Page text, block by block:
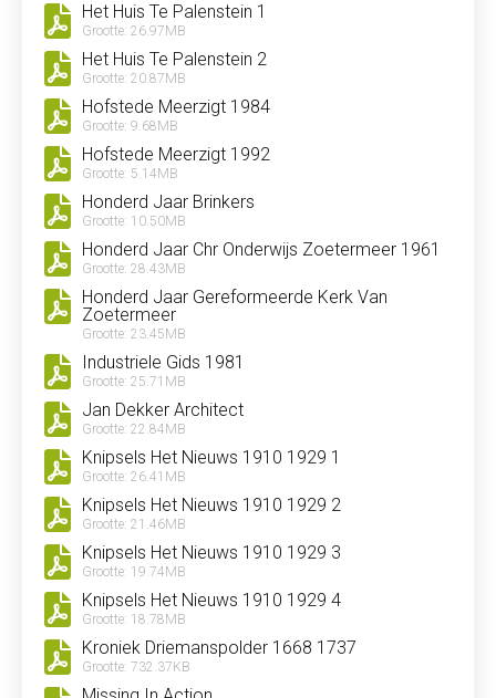
Het Huis Te Palenstein 1
Grootte: 26.97MB
Het Huis Te Palenstein 2
Grootte: 20.87MB
Hofstede Meerzigt 1984
Grootte: 9.68MB
Hofstede Meerzigt 1992
Grootte: 5.14MB
Honderd Jaar Brinkers
Grootte: 10.50MB
Honderd Jaar Chr Onderwijs Zoetermeer 1961
Grootte: 28.43MB
Honderd Jaar Gereformeerde Kerk Van
Zoetermeer
Grootte: 23.45MB
Industriele Gids 1981
Grootte: 25.71MB
Jan Dekker Architect
Grootte: 22.84MB
Knipsels Het Nieuws 1910 1929 1
Grootte: 26.41MB
Knipsels Het Nieuws 1910 1929 2
Grootte: 21.46MB
Knipsels Het Nieuws 1910 1929 3
Grootte: 19.74MB
Knipsels Het Nieuws 1910 1929 4
Grootte: 18.78MB
Kroniek Driemanspolder 1668 1737
Grootte: 732.37KB